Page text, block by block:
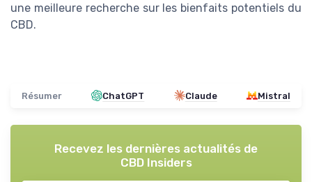
une meilleure recherche sur les bienfaits potentiels du
CBD.
Résumer ChatGPT Claude Mistral
Recevez les dernières actualités de
CBD Insiders